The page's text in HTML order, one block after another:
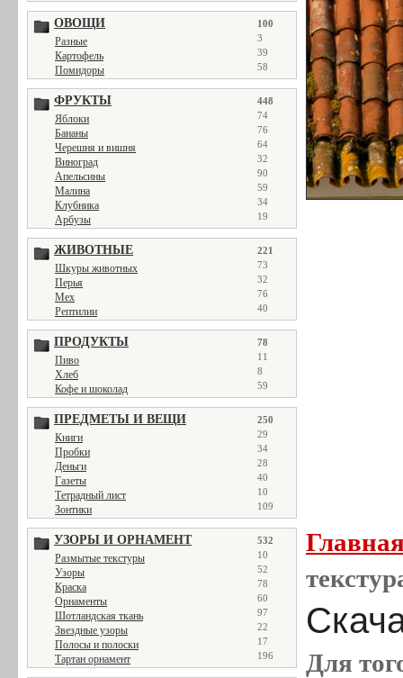
ОВОЩИ 100
Разные 3
Картофель 39
Помидоры 58
ФРУКТЫ 448
Яблоки 74
Бананы 76
Черешня и вишня 64
Виноград 32
Апельсины 90
Малина 59
Клубника 34
Арбузы 19
ЖИВОТНЫЕ 221
Шкуры животных 73
Перья 32
Мех 76
Рептилии 40
ПРОДУКТЫ 78
Пиво 11
Хлеб 8
Кофе и шоколад 59
ПРЕДМЕТЫ И ВЕЩИ 250
Книги 29
Пробки 34
Деньги 28
Газеты 40
Тетрадный лист 10
Зонтики 109
УЗОРЫ И ОРНАМЕНТ 532
Размытые текстуры 10
Узоры 52
Краска 78
Орнаменты 60
Шотландская ткань 97
Звездные узоры 22
Полосы и полоски 17
Тартан орнамент 196
Для